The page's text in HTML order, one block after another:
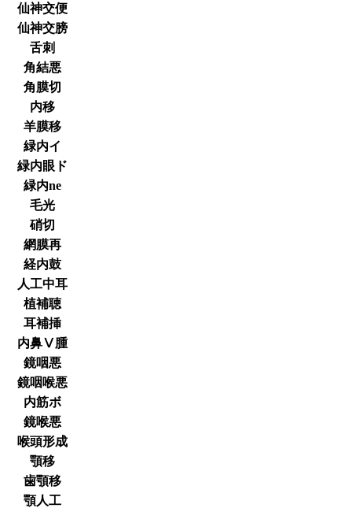
仙神交便
仙神交膀
舌刺
角結悪
角膜切
内移
羊膜移
緑内イ
緑内眼ド
緑内ne
毛光
硝切
網膜再
経内鼓
人工中耳
植補聴
耳補挿
内鼻Ⅴ腫
鏡咽悪
鏡咽喉悪
内筋ボ
鏡喉悪
喉頭形成
顎移
歯顎移
顎人工